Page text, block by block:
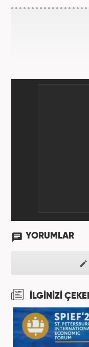
YORUMLAR
İLGİNİZİ